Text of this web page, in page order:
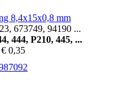
8,4x15x0,8 mm
673749, 94190 ...
444, P210, 445, ...
€ 0,35